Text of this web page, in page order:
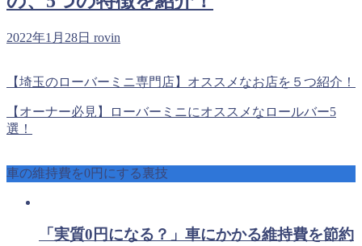
2022年1月28日 rovin
【埼玉のローバーミニ専門店】オススメなお店を５つ紹介！
【オーナー必見】ローバーミニにオススメなロールバー5
選！
車の維持費を0円にする裏技
「実質0円になる？」車にかかる維持費を節約